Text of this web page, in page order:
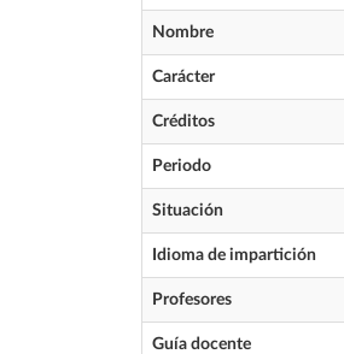
Nombre
Carácter
Créditos
Periodo
Situación
Idioma de impartición
Profesores
Guía docente